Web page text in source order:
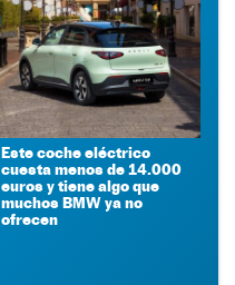
Este coche eléctrico
cuesta menos de 14.000
euros y tiene algo que
muchos BMW ya no
ofrecen